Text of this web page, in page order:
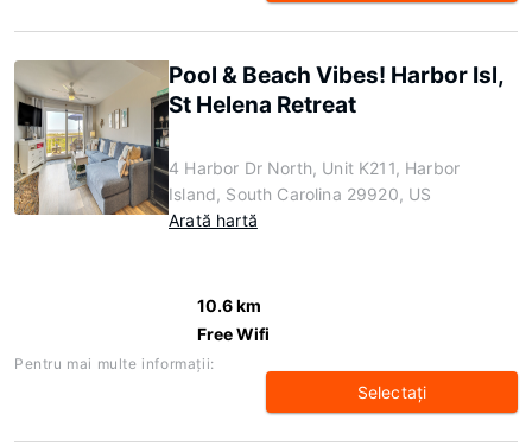
Pool & Beach Vibes! Harbor Isl,
St Helena Retreat
4 Harbor Dr North, Unit K211, Harbor
Island, South Carolina 29920, US
Arată hartă
10.6 km
Free Wifi
Pentru mai multe informaţii:
Selectaţi